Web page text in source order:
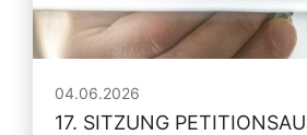
04.06.2026
17. SITZUNG